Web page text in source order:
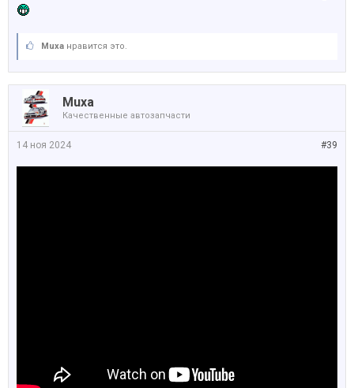
Muxa нравится это.
Muxa
Качественные автозапчасти
#39
14 ноя 2024